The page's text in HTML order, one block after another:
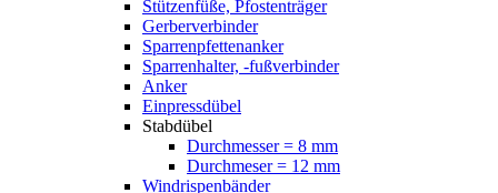
Stützenfüße, Pfostenträger
Gerberverbinder
Sparrenpfettenanker
Sparrenhalter, -fußverbinder
Anker
Einpressdübel
Stabdübel
Durchmesser = 8 mm
Durchmeser = 12 mm
Windrispenbänder